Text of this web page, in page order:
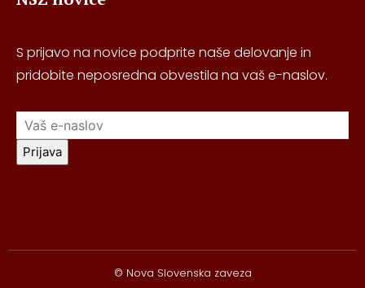
S prijavo na novice podprite naše delovanje in
pridobite neposredna obvestila na vaš e-naslov.
Prijava
© Nova Slovenska zaveza